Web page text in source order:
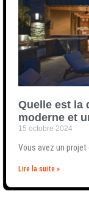
Quelle est la
moderne et
15 octobre 2024
Vous avez un
Lire la suite »